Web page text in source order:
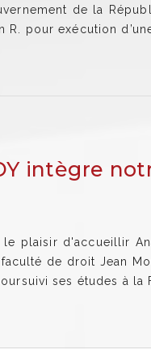
de la
R. pour exécution
intègre
le plaisir d'accueillir
faculté de droit Jean
ses études à la